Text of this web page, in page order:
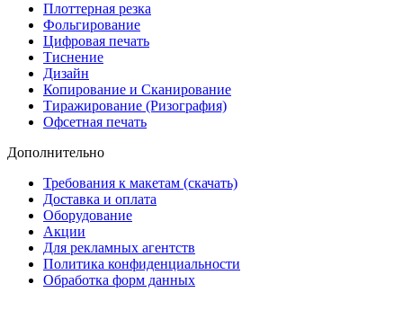
Плоттерная резка
Фольгирование
Цифровая печать
Тиснение
Дизайн
Копирование и Сканирование
Тиражирование (Ризография)
Офсетная печать
Дополнительно
Требования к макетам (скачать)
Доставка и оплата
Оборудование
Акции
Для рекламных агентств
Политика конфиденциальности
Обработка форм данных